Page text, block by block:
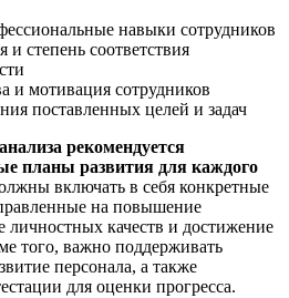
навыки сотрудников
и степень соответствия
и мотивация сотрудников
поставленных целей и задач
рекомендуется
планы развития для каждого
включать в себя конкретные
на повышение
качеств и достижение
того, важно поддерживать
персонала, а также
для оценки прогресса.